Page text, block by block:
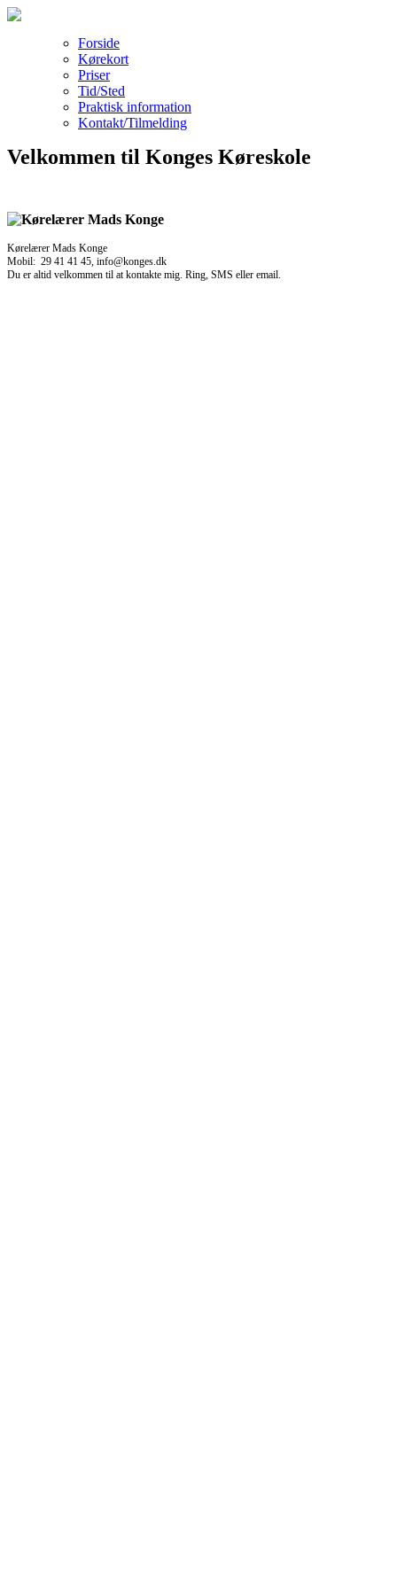
Forside
Kørekort
Priser
Tid/Sted
Praktisk information
Kontakt/Tilmelding
Velkommen til Konges Køreskole
Kørelærer Mads Konge
Mobil: 29 41 41 45, info@konges.dk
Du er altid velkommen til at kontakte mig. Ring, SMS eller email.